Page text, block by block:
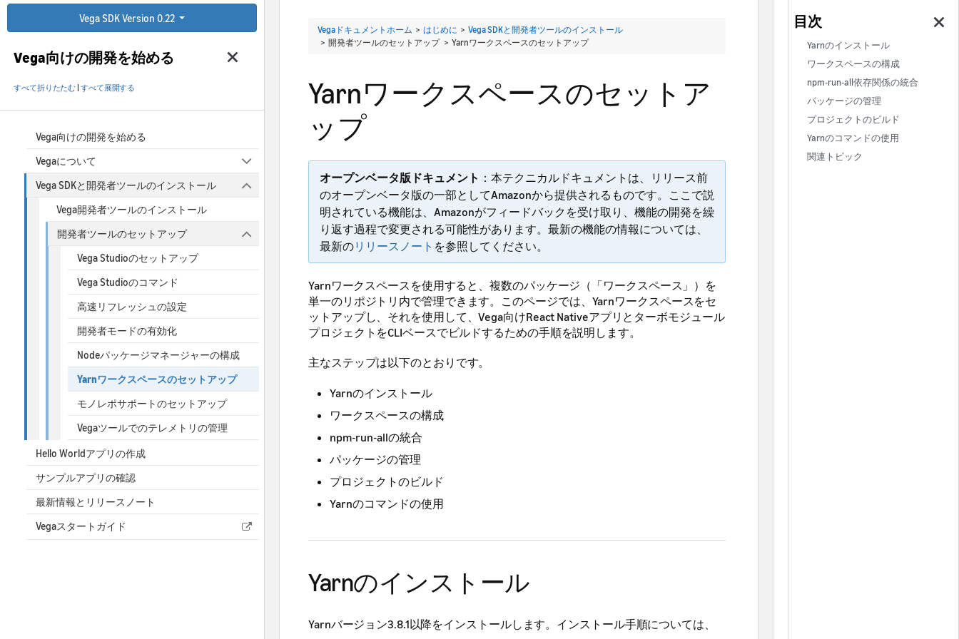
Vega SDK Version 0.22
Vega向けの開発を始める
すべて折りたたむ すべて展開する
Vega向けの開発を始める
Vegaについて
Vega SDKと開発者ツールのインストール
Vega開発者ツールのインストール
開発者ツールのセットアップ
Vega Studioのセットアップ
Vega Studioのコマンド
高速リフレッシュの設定
開発者モードの有効化
Nodeパッケージマネージャーの構成
Yarnワークスペースのセットアップ
モノレポサポートのセットアップ
Vegaツールでのテレメトリの管理
Hello Worldアプリの作成
サンプルアプリの確認
最新情報とリリースノート
Vegaスタートガイド
Vegaドキュメントホーム > はじめに > Vega SDKと開発者ツールのインストール
> 開発者ツールのセットアップ > Yarnワークスペースのセットアップ
Yarnワークスペースのセットア
ップ
オープンベータ版ドキュメント ：本テクニカルドキュメントは、リリース前
のオープンベータ版の一部としてAmazonから提供されるものです。ここで説
明されている機能は、Amazonがフィードバックを受け取り、機能の開発を繰
り返す過程で変更される可能性があります。最新の機能の情報については、
最新のリリースノート を参照してください。
Yarnワークスペースを使用すると、複数のパッケージ（「ワークスペース」）を
単一のリポジトリ内で管理できます。 このページでは、Yarnワークスペースをセ
ットアップし、それを使用して、Vega向けReact Nativeアプリとターボモジュール
プロジェクトをCLIベースでビルドするための手順を説明します。
主なステップは以下のとおりです。
Yarnのインストール
ワークスペースの構成
npm-run-allの統合
パッケージの管理
プロジェクトのビルド
Yarnのコマンドの使用
Yarnのインストール
Yarnバージョン3.8.1以降をインストールします。インストール手順については、
Yarnのインストール
ワークスペースの構成
npm-run-all 依存関係の統合
パッケージの管理
プロジェクトのビルド
Yarnのコマンドの使用
関連トピック